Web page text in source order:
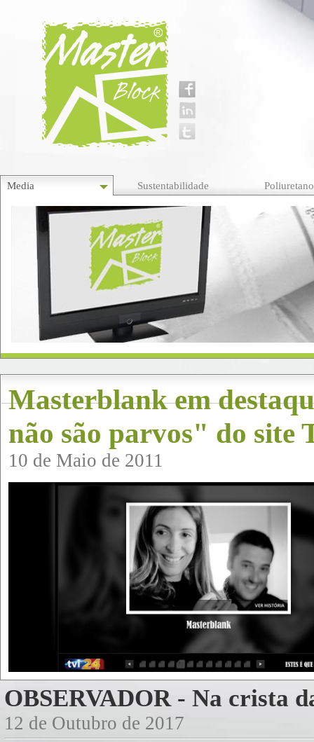
Media Sustentabilidade Poliuretano
Masterblank em
não são parvos" do site
10 de Maio de 2011
OBSERVADOR - Na crista
12 de Outubro de 2017